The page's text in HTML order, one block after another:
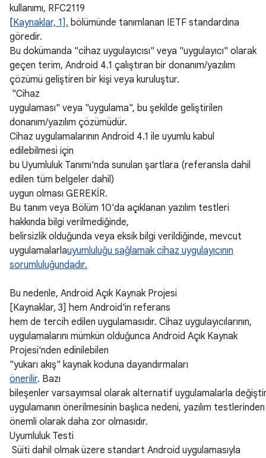
kullanımı, RFC2119
[Kaynaklar, 1]. bölümünde tanımlanan IETF standardına
göredir.
Bu dokümanda "cihaz uygulayıcısı" veya "uygulayıcı" olarak
geçen terim, Android 4.1 çalıştıran bir donanım/yazılım
çözümü geliştiren bir kişi veya kuruluştur.
"Cihaz
uygulaması" veya "uygulama", bu şekilde geliştirilen
donanım/yazılım çözümüdür.
Cihaz uygulamalarının Android 4.1 ile uyumlu kabul
edilebilmesi için
bu Uyumluluk Tanımı'nda sunulan şartlara (referansla dahil
edilen tüm belgeler dahil)
uygun olması GEREKİR.
Bu tanım veya Bölüm 10'da açıklanan yazılım testleri
hakkında bilgi verilmediğinde,
belirsizlik olduğunda veya eksik bilgi verildiğinde, mevcut
uygulamalarlauyumluluğu sağlamak cihaz uygulayıcının
sorumluluğundadır.
Bu nedenle, Android Açık Kaynak Projesi
[Kaynaklar, 3] hem Android'in referans
hem de tercih edilen uygulamasıdır. Cihaz uygulayıcılarının,
uygulamalarını mümkün olduğunca Android Açık Kaynak
Projesi'nden edinilebilen
"yukarı akış" kaynak koduna dayandırmaları
önerilir. Bazı
bileşenler varsayımsal olarak alternatif uygulamalarla
uygulamanın önerilmesinin başlıca nedeni, yazılım
önemli olarak daha zor olmasıdır.
Uyumluluk Testi
Süiti dahil olmak üzere standart Android uygulamasıyla